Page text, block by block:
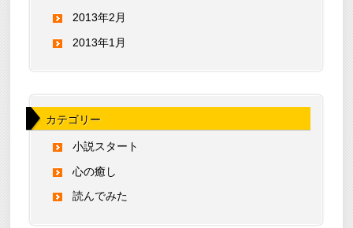
2013年2月
2013年1月
カテゴリー
小説スタート
心の癒し
読んでみた